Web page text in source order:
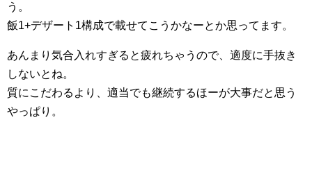
う。
飯1+デザート1構成で載せてこうかなーとか思ってます。
あんまり気合入れすぎると疲れちゃうので、適度に手抜き
しないとね。
質にこだわるより、適当でも継続するほーが大事だと思う
やっぱり。